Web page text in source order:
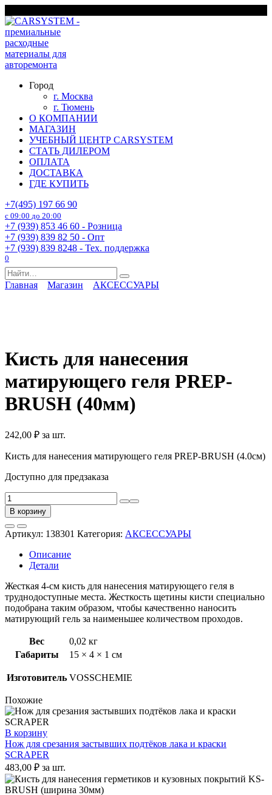
к
содержанию
Город
г. Москва
г. Тюмень
О КОМПАНИИ
МАГАЗИН
УЧЕБНЫЙ ЦЕНТР CARSYSTEM
СТАТЬ ДИЛЕРОМ
ОПЛАТА
ДОСТАВКА
ГДЕ КУПИТЬ
+7(495) 197 66 90
с 09:00 до 20:00
+7 (939) 853 46 60 - Розница
+7 (939) 839 82 50 - Опт
+7 (939) 839 8248 - Тех. поддержка
0
Search
for:
Главная Магазин АКСЕССУАРЫ
Кисть для нанесения
матирующего геля PREP-
BRUSH (40мм)
242,00 ₽ за шт.
Кисть для нанесения матирующего геля PREP-BRUSH (4.0см)
Доступно для предзаказа
Количество
товара
Кисть
для
нанесения
матирующего
геля
PREP-
BRUSH
(40мм)
В корзину
Артикул: 138301 Категория: АКСЕССУАРЫ
Описание
Детали
Жесткая 4-см кисть для нанесения матирующего геля в
труднодоступные места. Жесткость щетины кисти специально
подобрана таким образом, чтобы качественно наносить
матирующий гель за наименьшее количеством проходов.
Вес
0,02 кг
Габариты
15 × 4 × 1 см
Изготовитель VOSSCHEMIE
Похожие
В корзину
Нож для срезания застывших подтёков лака и краски
SCRAPER
483,00 ₽ за шт.